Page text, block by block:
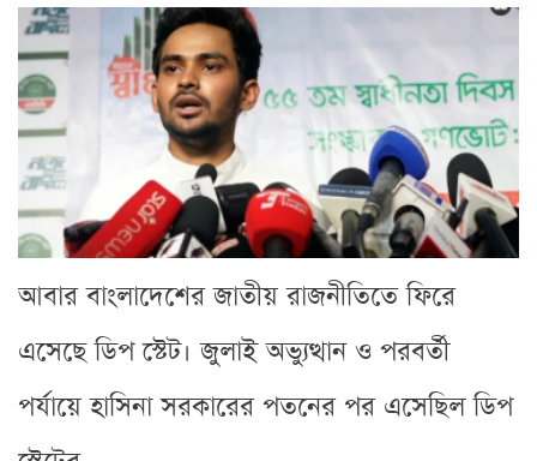
আবার বাংলাদেশের জাতীয় রাজনীতিতে ফিরে
এসেছে ডিপ স্টেট। জুলাই অভ্যুত্থান ও পরবর্তী
পর্যায়ে হাসিনা সরকারের পতনের পর এসেছিল ডিপ